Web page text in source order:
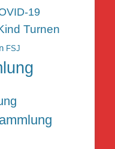
19
Turnen
FSJ